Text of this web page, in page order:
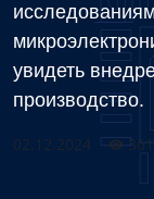
увидеть
производство.
02.12.2024 361